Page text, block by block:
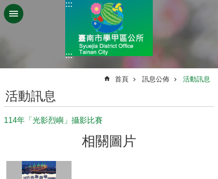
跳到主要內容區塊
:::
:::
首頁 訊息公佈 活動訊息
活動訊息
114年「光影烈嶼」攝影比賽
相關圖片